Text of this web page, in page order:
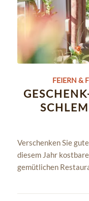
FEIERN &
Verschenken Sie
diesem Jahr
gemütlichen